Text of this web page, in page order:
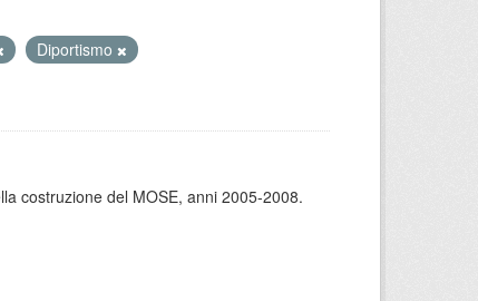
Diportismo
costruzione del MOSE, anni 2005-2008.